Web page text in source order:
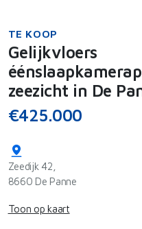
TE KOOP
Gelijkvloers
zeezicht in De
€425.000
Zeedijk 42,
8660 De Panne
Toon op kaart